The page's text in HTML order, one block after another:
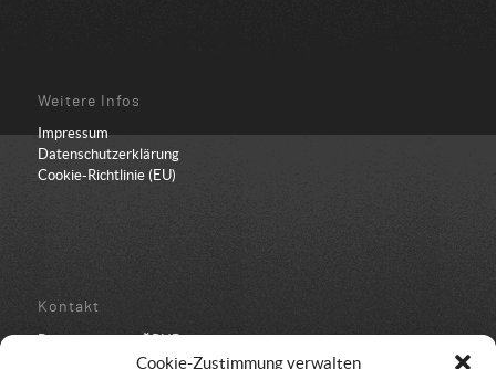
Cookie-Zustimmung verwalten
Weitere Infos
Impressum
Datenschutzerklärung
Cookie-Richtlinie (EU)
Kontakt
Bundesbüro der ÖRHB
Schulstraße 443